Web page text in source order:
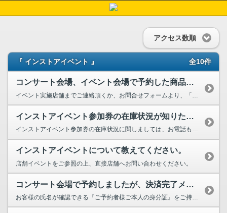
アクセス数順
『 インストアイベント 』 全10件
コンサート会場、イベント会場で予約した商品が受け取れず返送されてしまいました。
イベント実施店舗までご連絡頂くか、お問合せフォームより、「ご注文番号」をご明記の上、お問合せく...
インストアイベント参加券の在庫状況が知りたいのですが？
インストアイベント参加券の在庫状況に関しましては、お電話もしくは店頭でご案内しておりますので、...
インストアイベントについて教えてください。
店舗イベントをご参照の上、直接店舗へお問い合わせください。
コンサート会場で予約しましたが、決済完了メールを削除してしまいました。店頭...
お客様の氏名が確認できる『ご予約者様ご本人の身分証』をご持参の上、決済完了メールを削除された旨...